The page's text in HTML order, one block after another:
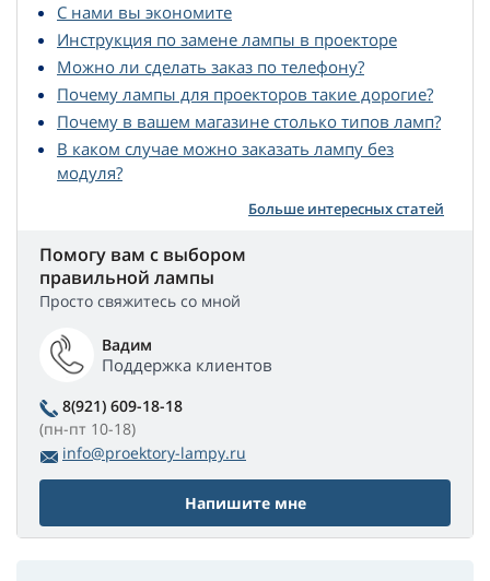
С нами вы экономите
Инструкция по замене лампы в проекторе
Можно ли сделать заказ по телефону?
Почему лампы для проекторов такие дорогие?
Почему в вашем магазине столько типов ламп?
В каком случае можно заказать лампу без
модуля?
Больше интересных статей
Помогу вам с выбором
правильной лампы
Просто свяжитесь со мной
Вадим
Поддержка клиентов
8(921) 609-18-18
(пн-пт 10-18)
info@proektory-lampy.ru
Напишите мне